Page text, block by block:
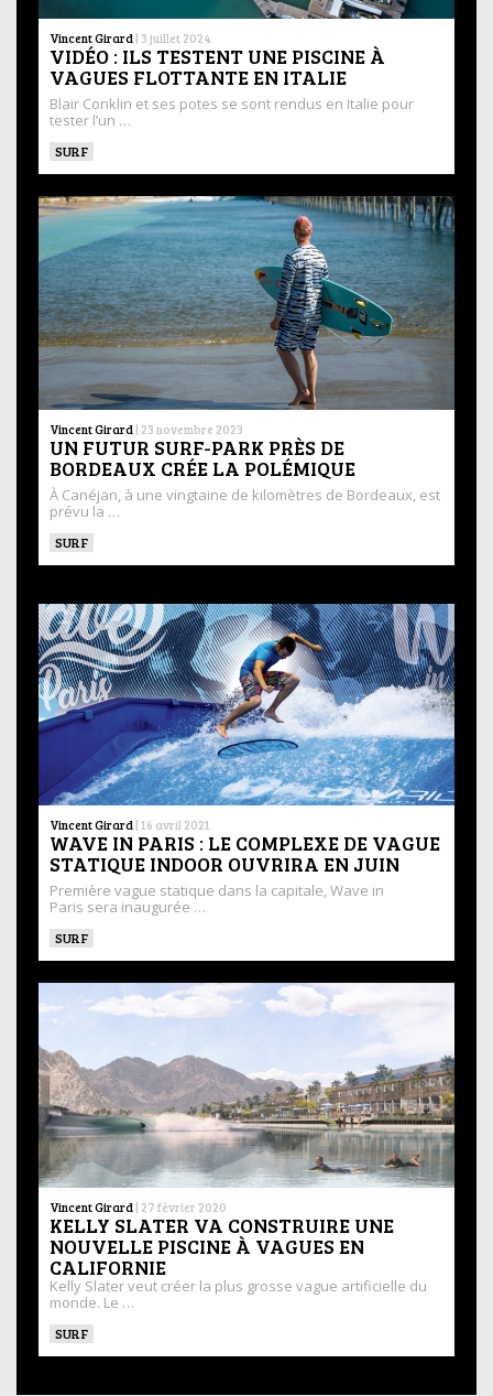
Vincent Girard | 3 juillet 2024
VIDÉO : ILS TESTENT UNE PISCINE À
VAGUES FLOTTANTE EN ITALIE
Blair Conklin et ses potes se sont rendus en Italie pour
tester l’un …
SURF
Vincent Girard | 23 novembre 2023
UN FUTUR SURF-PARK PRÈS DE
BORDEAUX CRÉE LA POLÉMIQUE
À Canéjan, à une vingtaine de kilomètres de Bordeaux, est
prévu la …
SURF
Vincent Girard | 16 avril 2021
WAVE IN PARIS : LE COMPLEXE DE VAGUE
STATIQUE INDOOR OUVRIRA EN JUIN
Première vague statique dans la capitale, Wave in
Paris sera inaugurée …
SURF
Vincent Girard | 27 février 2020
KELLY SLATER VA CONSTRUIRE UNE
NOUVELLE PISCINE À VAGUES EN
CALIFORNIE
Kelly Slater veut créer la plus grosse vague artificielle du
monde. Le …
SURF